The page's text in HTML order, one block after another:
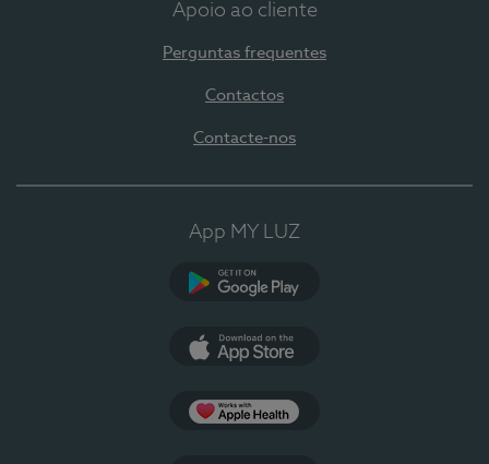
Apoio ao cliente
Perguntas frequentes
Contactos
Contacte-nos
App MY LUZ